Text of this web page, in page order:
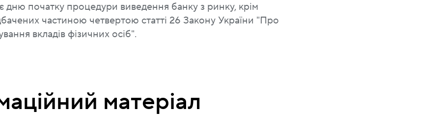
дню початку процедури виведення банку з ринку, крім
частиною четвертою статті 26 Закону України "Про
вкладів фізичних осіб".
матеріал